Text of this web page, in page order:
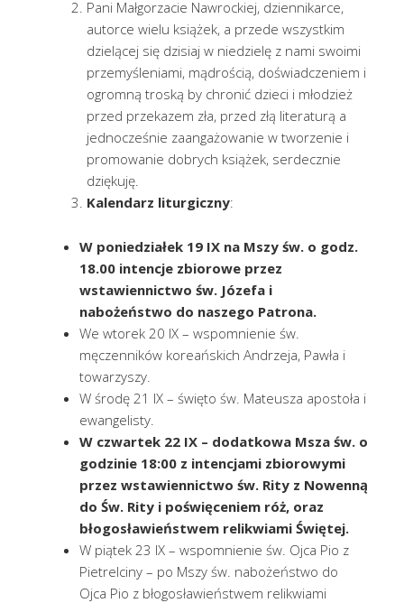
Pani Małgorzacie Nawrockiej, dziennikarce,
autorce wielu książek, a przede wszystkim
dzielącej się dzisiaj w niedzielę z nami swoimi
przemyśleniami, mądrością, doświadczeniem i
ogromną troską by chronić dzieci i młodzież
przed przekazem zła, przed złą literaturą a
jednocześnie zaangażowanie w tworzenie i
promowanie dobrych książek, serdecznie
dziękuję.
Kalendarz liturgiczny:
W poniedziałek 19 IX na Mszy św. o godz.
18.00 intencje zbiorowe przez
wstawiennictwo św. Józefa i
nabożeństwo do naszego Patrona.
We wtorek 20 IX – wspomnienie św.
męczenników koreańskich Andrzeja, Pawła i
towarzyszy.
W środę 21 IX – święto św. Mateusza apostoła i
ewangelisty.
W czwartek 22 IX – dodatkowa Msza św. o
godzinie 18:00 z intencjami zbiorowymi
przez wstawiennictwo św. Rity z Nowenną
do Św. Rity i poświęceniem róż, oraz
błogosławieństwem relikwiami Świętej.
W piątek 23 IX – wspomnienie św. Ojca Pio z
Pietrelciny – po Mszy św. nabożeństwo do
Ojca Pio z błogosławieństwem relikwiami